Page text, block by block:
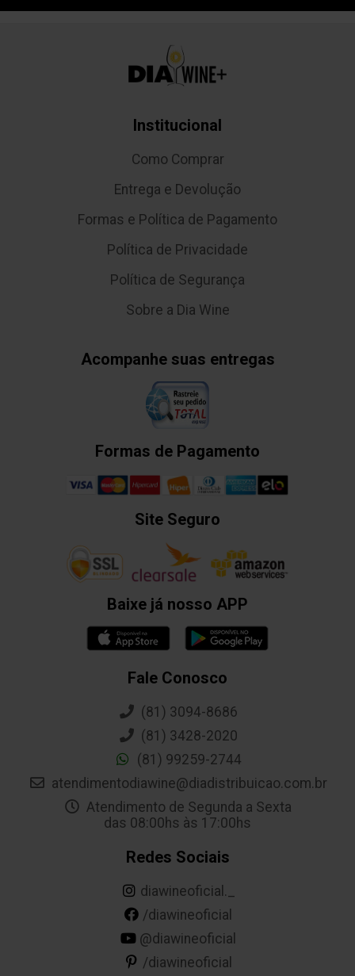
Institucional
Como Comprar
Entrega e Devolução
Formas e Política de Pagamento
Política de Privacidade
Política de Segurança
Sobre a Dia Wine
Acompanhe suas entregas
Formas de Pagamento
Site Seguro
Baixe já nosso APP
Fale Conosco
(81) 3094-8686
(81) 3428-2020
(81) 99259-2744
atendimentodiawine@diadistribuicao.com.br
Atendimento de Segunda a Sexta
das 08:00hs às 17:00hs
Redes Sociais
diawineoficial._
/diawineoficial
@diawineoficial
/diawineoficial